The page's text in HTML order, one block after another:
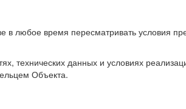
любое время пересматривать условия
технических данных и условиях
Объекта.